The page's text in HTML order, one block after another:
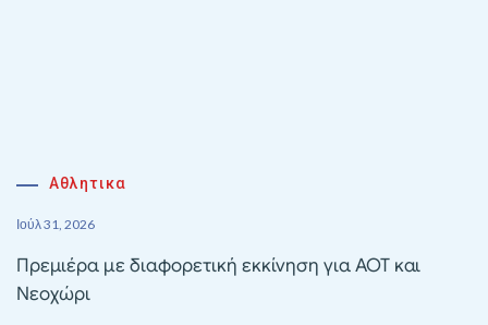
Αθλητικα
Ιούλ 31, 2026
Πρεμιέρα με διαφορετική εκκίνηση για ΑΟΤ και
Νεοχώρι